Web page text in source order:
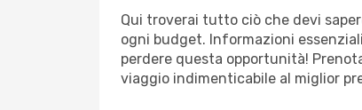
Qui troverai tutto ciò che devi
ogni budget. Informazioni
perdere questa opportunità!
viaggio indimenticabile al miglior